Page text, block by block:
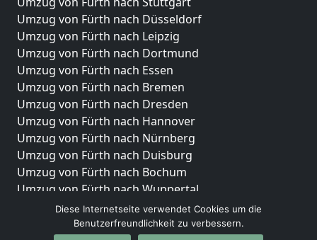
Umzug von Fürth nach Düsseldorf
Umzug von Fürth nach Leipzig
Umzug von Fürth nach Dortmund
Umzug von Fürth nach Essen
Umzug von Fürth nach Bremen
Umzug von Fürth nach Dresden
Umzug von Fürth nach Hannover
Umzug von Fürth nach Nürnberg
Umzug von Fürth nach Duisburg
Umzug von Fürth nach Bochum
Umzug von Fürth nach Wuppertal
Umzug von Fürth nach Bielefeld
Umzug von Fürth nach Bonn
Diese Internetseite verwendet Cookies um die
Benutzerfreundlichkeit zu verbessern.